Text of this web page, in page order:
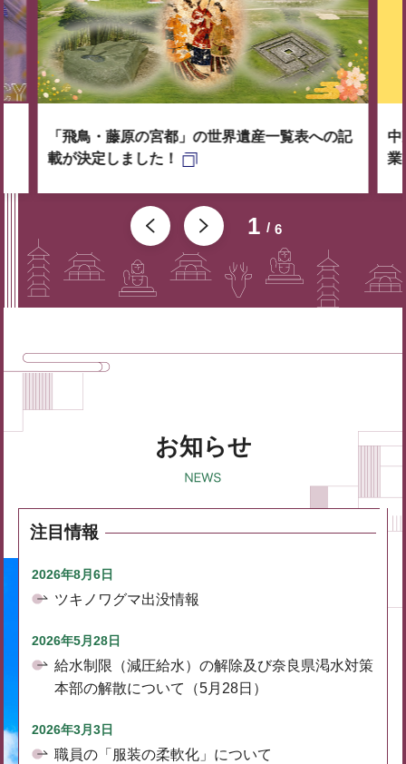
1 6
「飛鳥・藤原の宮都」の世界遺産一覧表への記
載が決定しました！
中
業
お知らせ
注目情報
2026年8月6日
ツキノワグマ出没情報
2026年5月28日
給水制限（減圧給水）の解除及び奈良県渇水対策
本部の解散について（5月28日）
2026年3月3日
職員の「服装の柔軟化」について